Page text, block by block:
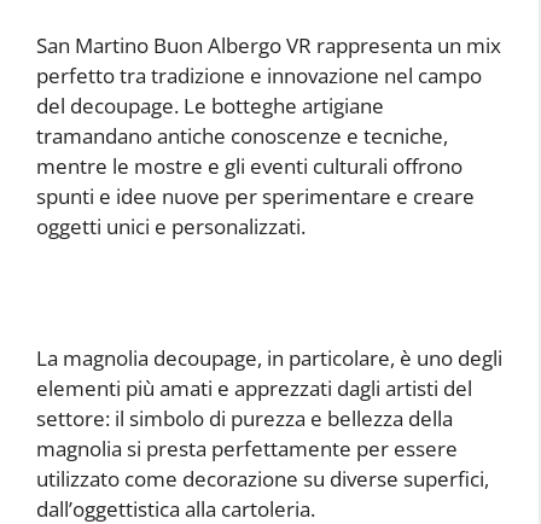
San Martino Buon Albergo VR rappresenta un mix
perfetto tra tradizione e innovazione nel campo
del decoupage. Le botteghe artigiane
tramandano antiche conoscenze e tecniche,
mentre le mostre e gli eventi culturali offrono
spunti e idee nuove per sperimentare e creare
oggetti unici e personalizzati.
La magnolia decoupage, in particolare, è uno degli
elementi più amati e apprezzati dagli artisti del
settore: il simbolo di purezza e bellezza della
magnolia si presta perfettamente per essere
utilizzato come decorazione su diverse superfici,
dall’oggettistica alla cartoleria.